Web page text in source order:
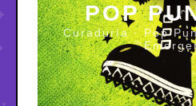
POP
Curaduría · Pop